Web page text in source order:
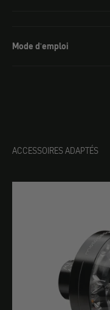
Mode d'emploi
ACCESSOIRES ADAPTÉS